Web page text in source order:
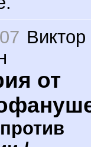
Виктор
от